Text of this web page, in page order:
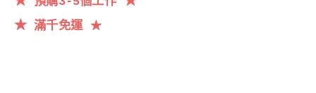
★ 滿千免運 ★